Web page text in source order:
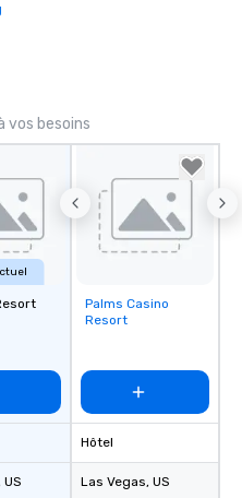
vos besoins
US
Removed from
favorites
Palms Casino
Resort
Hôtel
Las Vegas, US